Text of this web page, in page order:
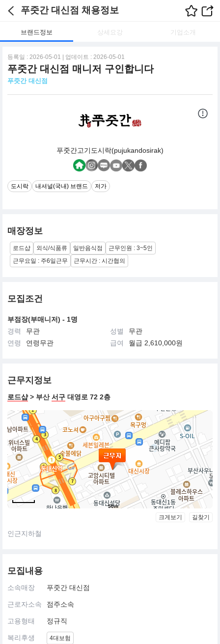
푸줏간 대신점 채용정보
브랜드정보 상세요강 기업소개
등록일 : 2026-05-01 | 업데이트 : 2026-05-01
푸줏간 대신점 매니저 구인합니다
푸줏간 대신점
푸줏간고기도시락(pujukandosirak)
도시락 내셔널(국내) 브랜드 저가
매장정보
로드샵 외식/식품류 일반음식점
근무인원 : 3~5인
근무요일 : 주6일근무
근무시간 : 시간협의
모집조건
부점장(부매니저) - 1명
경력
무관 성별
무관
연령
연령무관 급여 월급 2,610,000원
근무지정보
로드샵> 부산서구 대영로 72 2층
50m
크게보기 길찾기
인근지하철
모집내용
소속매장 푸줏간 대신점
근로자소속 점주소속
고용형태 정규직
복리후생 4대보험